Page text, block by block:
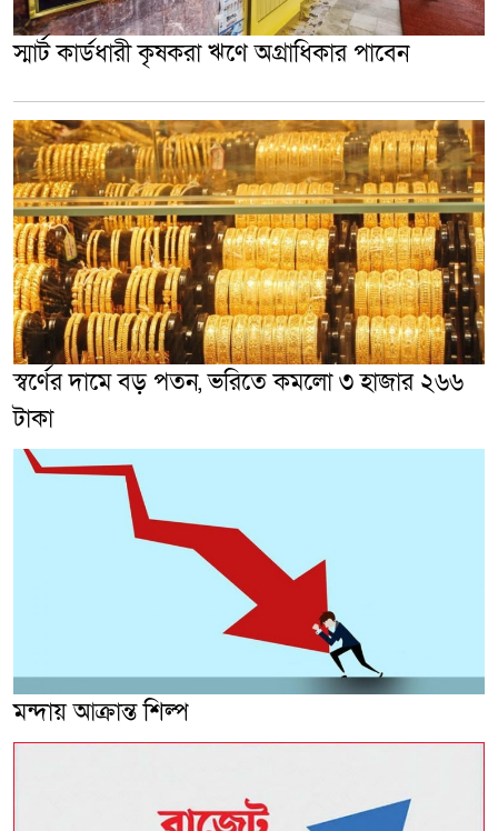
স্মার্ট কার্ডধারী কৃষকরা ঋণে অগ্রাধিকার পাবেন
স্বর্ণের দামে বড় পতন, ভরিতে কমলো ৩ হাজার ২৬৬
টাকা
মন্দায় আক্রান্ত শিল্প